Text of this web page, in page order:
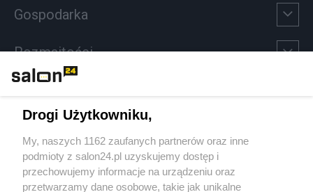
Gospodarka
Rozmaitości
Sport
Społeczeństwo
Drogi Użytkowniku,
My, naszych 1162 zaufanych partnerów oraz inne
podmioty z salon24.pl uzyskujemy dostęp i
przechowujemy informacje na urządzeniu oraz
przetwarzamy dane osobowe, takie jak unikalne